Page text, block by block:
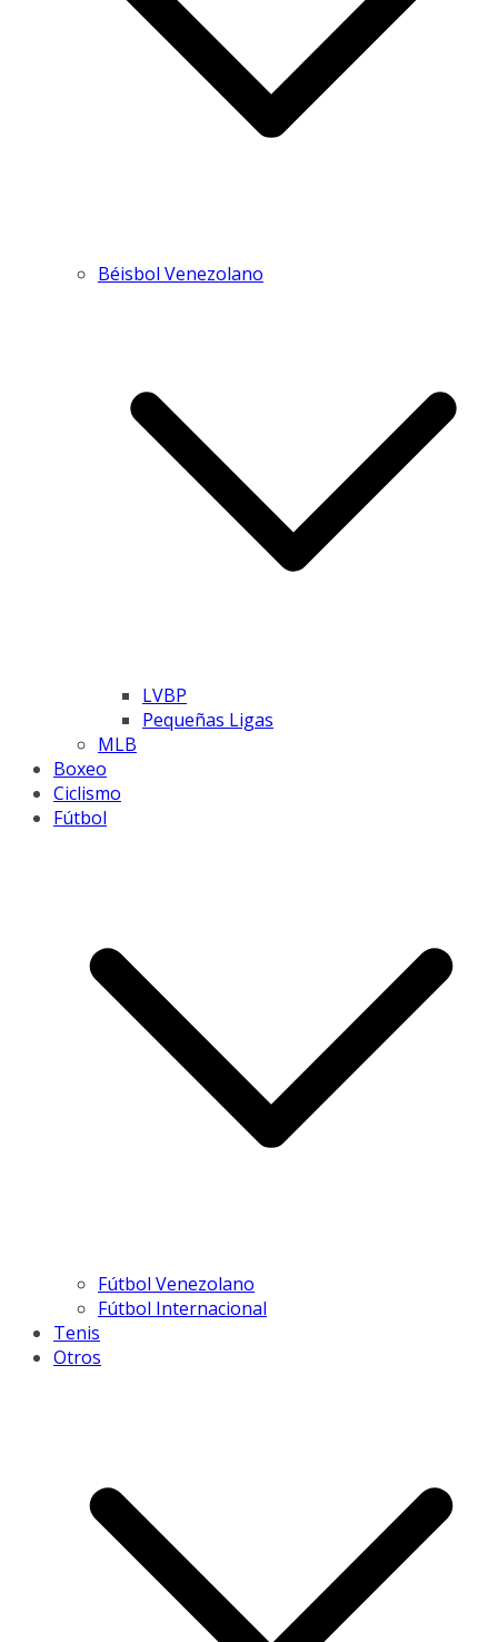
Béisbol Venezolano
LVBP
Pequeñas Ligas
MLB
Boxeo
Ciclismo
Fútbol
Fútbol Venezolano
Fútbol Internacional
Tenis
Otros